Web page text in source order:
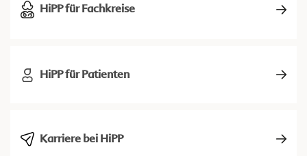
HiPP für Fachkreise
HiPP für Patienten
Karriere bei HiPP